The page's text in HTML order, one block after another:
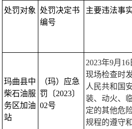
处罚对象
处罚决定书
编号
主要违法事
玛曲县中
柴石油服
务区加油
站
（玛）应急
罚〔2023〕
02号
2023年9月
现场检查时
人民共和国
装、动火、
定的其他危
规程的遵守